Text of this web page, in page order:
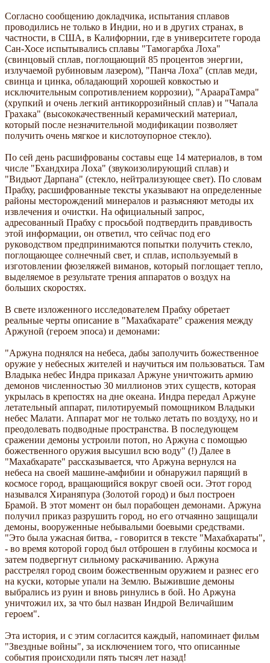
Согласно сообщению докладчика, испытания сплавов
проводились не только в Индии, но и в других странах, в
частности, в США, в Калифорнии, где в университете города
Сан-Хосе испытывались сплавы "Тамогарбха Лоха"
(свинцовый сплав, поглощающий 85 процентов энергии,
излучаемой рубиновым лазером), "Панча Лоха" (сплав меди,
свинца и цинка, обладающий хорошей ковкостью и
исключительным сопротивлением коррозии), "АраараТамра"
(хрупкий и очень легкий антикоррозийный сплав) и "Чапала
Грахака" (высококачественный керамический материал,
который после незначительной модификации позволяет
получить очень мягкое и кислотоупорное стекло).
По сей день расшифрованы составы еще 14 материалов, в том
числе "Бхандхира Лоха" (звукоизолирующий сплав) и
"Видьют Дарпана" (стекло, нейтрализующее свет). По словам
Прабху, расшифрованные тексты указывают на определенные
районы месторождений минералов и разъясняют методы их
извлечения и очистки. На официальный запрос,
адресованный Прабху с просьбой подтвердить правдивость
этой информации, он ответил, что сейчас под его
руководством предпринимаются попытки получить стекло,
поглощающее солнечный свет, и сплав, используемый в
изготовлении фюзеляжей виманов, который поглощает тепло,
выделяемое в результате трения аппаратов о воздух на
больших скоростях.
В свете изложенного исследователем Прабху обретает
реальные черты описание в "Махабхарате" сражения между
Аржуной (героем эпоса) и демонами:
"Аржуна поднялся на небеса, дабы заполучить божественное
оружие у небесных жителей и научиться им пользоваться. Там
Владыка небес Индра приказал Аржуне уничтожить армию
демонов численностью 30 миллионов этих существ, которая
укрылась в крепостях на дне океана. Индра передал Аржуне
летательный аппарат, пилотируемый помощником Владыки
небес Малати. Аппарат мог не только летать по воздуху, но и
преодолевать подводные пространства. В последующем
сражении демоны устроили потоп, но Аржуна с помощью
божественного оружия высушил всю воду" (!) Далее в
"Махабхарате" рассказывается, что Аржуна вернулся на
небеса на своей машине-амфибии и обнаружил парящий в
космосе город, вращающийся вокруг своей оси. Этот город
назывался Хираняпура (Золотой город) и был построен
Брамой. В этот момент он был порабощен демонами. Аржуна
получил приказ разрушить город, но его отчаянно защищали
демоны, вооруженные небывалыми боевыми средствами.
"Это была ужасная битва, - говорится в тексте "Махабхараты",
- во время которой город был отброшен в глубины космоса и
затем подвергнут сильному раскачиванию. Аржуна
расстрелял город своим божественным оружием и разнес его
на куски, которые упали на Землю. Выжившие демоны
выбрались из руин и вновь ринулись в бой. Но Аржуна
уничтожил их, за что был назван Индрой Величайшим
героем".
Эта история, и с этим согласится каждый, напоминает фильм
"Звездные войны", за исключением того, что описанные
события происходили пять тысяч лет назад!